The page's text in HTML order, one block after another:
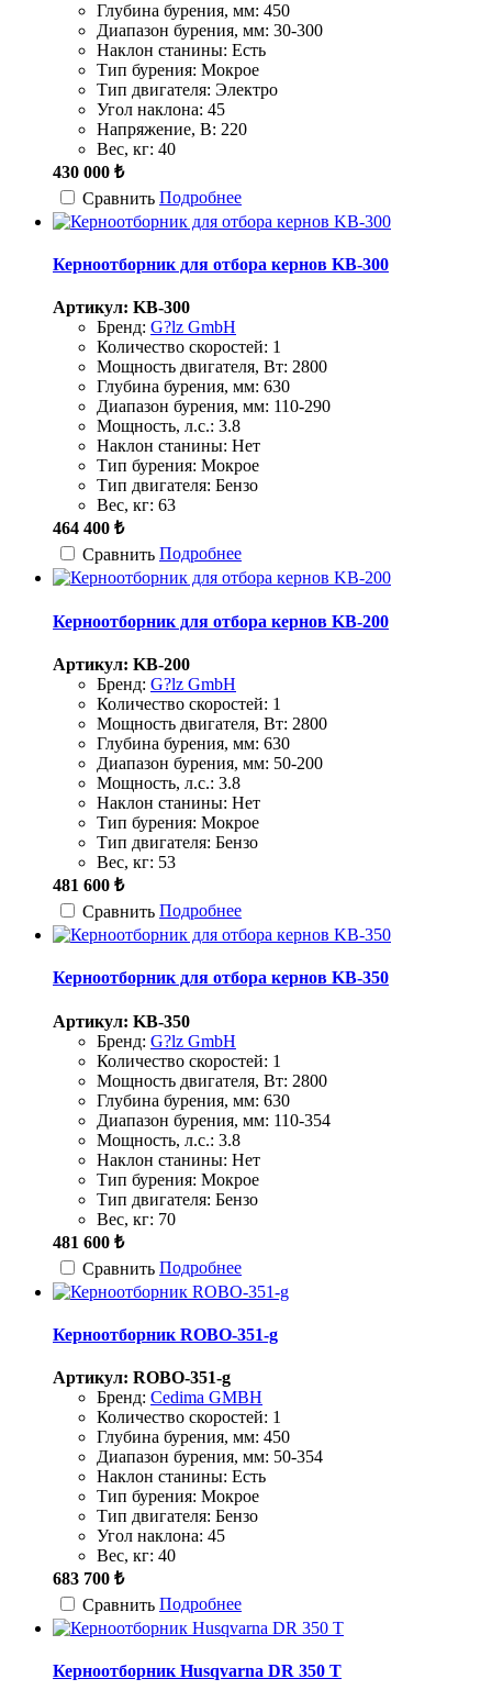
Глубина бурения, мм: 450
Диапазон бурения, мм: 30-300
Наклон станины: Есть
Тип бурения: Мокрое
Тип двигателя: Электро
Угол наклона: 45
Напряжение, В: 220
Вес, кг: 40
430 000 ₺
Сравнить Подробнее
Керноотборник для отбора кернов KB-300
Артикул: KB-300
Бренд: G?lz GmbH
Количество скоростей: 1
Мощность двигателя, Вт: 2800
Глубина бурения, мм: 630
Диапазон бурения, мм: 110-290
Мощность, л.с.: 3.8
Наклон станины: Нет
Тип бурения: Мокрое
Тип двигателя: Бензо
Вес, кг: 63
464 400 ₺
Сравнить Подробнее
Керноотборник для отбора кернов KB-200
Артикул: KB-200
Бренд: G?lz GmbH
Количество скоростей: 1
Мощность двигателя, Вт: 2800
Глубина бурения, мм: 630
Диапазон бурения, мм: 50-200
Мощность, л.с.: 3.8
Наклон станины: Нет
Тип бурения: Мокрое
Тип двигателя: Бензо
Вес, кг: 53
481 600 ₺
Сравнить Подробнее
Керноотборник для отбора кернов KB-350
Артикул: KB-350
Бренд: G?lz GmbH
Количество скоростей: 1
Мощность двигателя, Вт: 2800
Глубина бурения, мм: 630
Диапазон бурения, мм: 110-354
Мощность, л.с.: 3.8
Наклон станины: Нет
Тип бурения: Мокрое
Тип двигателя: Бензо
Вес, кг: 70
481 600 ₺
Сравнить Подробнее
Керноотборник ROBO-351-g
Артикул: ROBO-351-g
Бренд: Cedima GMBH
Количество скоростей: 1
Глубина бурения, мм: 450
Диапазон бурения, мм: 50-354
Наклон станины: Есть
Тип бурения: Мокрое
Тип двигателя: Бензо
Угол наклона: 45
Вес, кг: 40
683 700 ₺
Сравнить Подробнее
Керноотборник Husqvarna DR 350 T